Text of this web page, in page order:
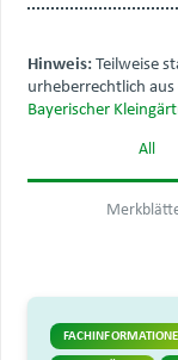
Hinweis:Teilweise
urheberrechtlich
Bayerischer
All